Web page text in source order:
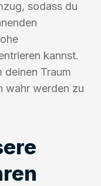
sodass du
kannst.
deinen Traum
wahr werden zu